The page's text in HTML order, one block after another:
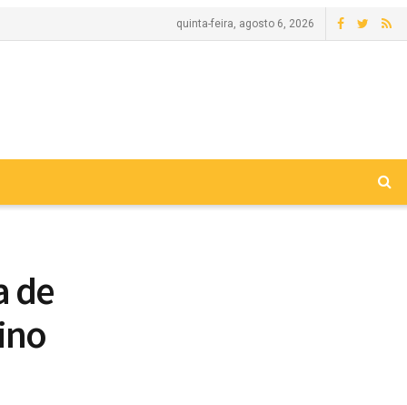
quinta-feira, agosto 6, 2026
de